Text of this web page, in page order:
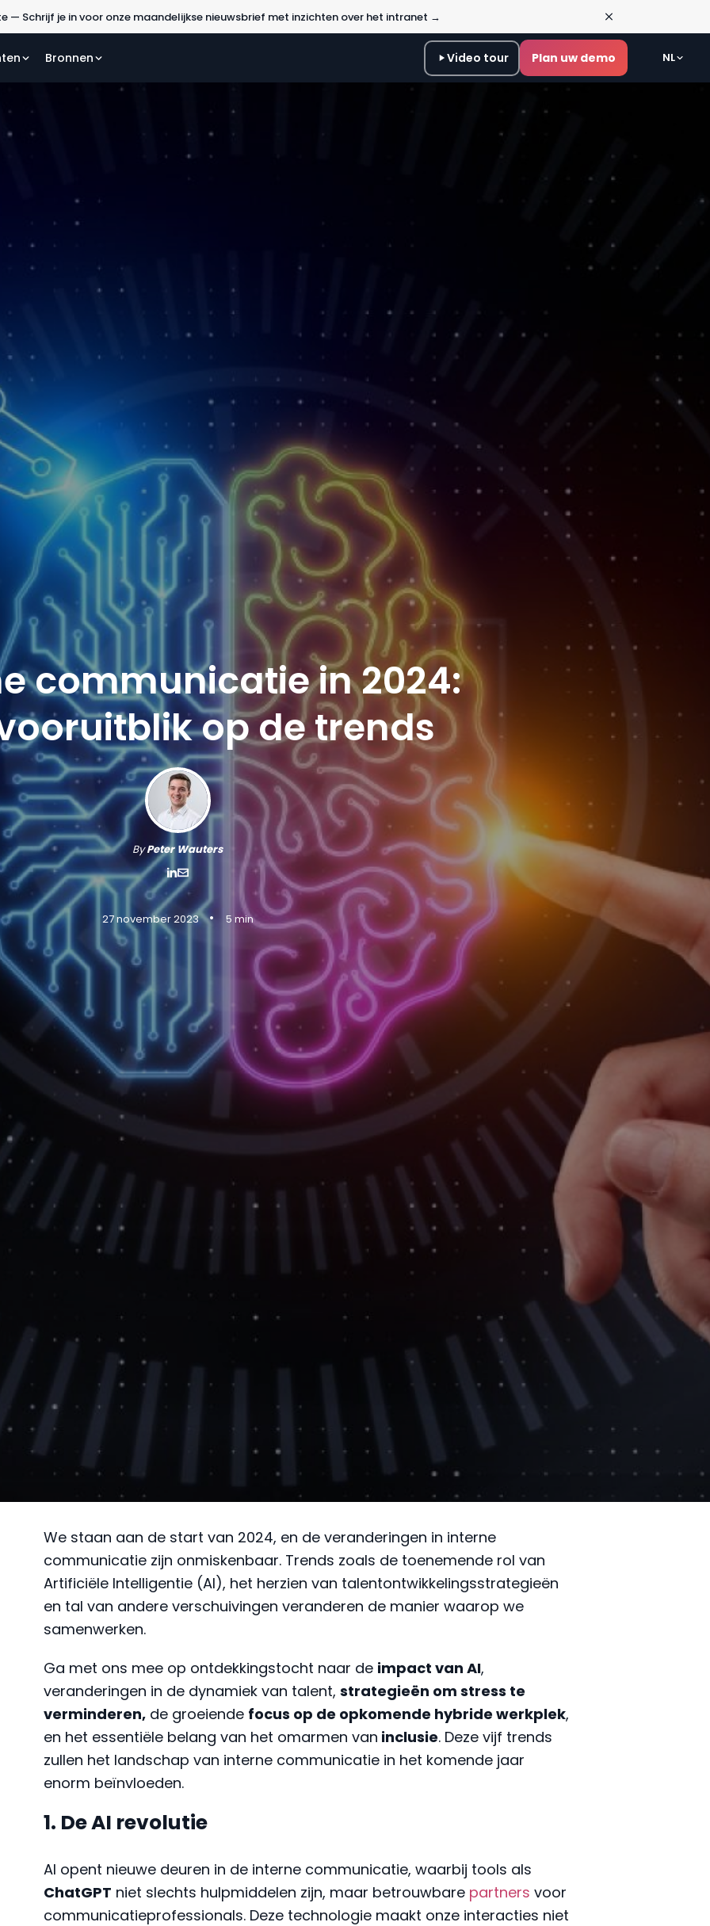
de ROI van je intranet in 2 minuten met onze gratis calculator →
Bronnen Video tour Plan uw demo NL
communicatie in 2024:
op de trends
ByPeter Wauters
27 november 2023 • 5 min
We staan aan de start van 2024, en de veranderingen in interne
communicatie zijn onmiskenbaar. Trends zoals de toenemende rol van
Artificiële Intelligentie (AI), het herzien van talentontwikkelingsstrategieën
en tal van andere verschuivingen veranderen de manier waarop we
samenwerken.
Ga met ons mee op ontdekkingstocht naar de impact van AI,
veranderingen in de dynamiek van talent,strategieën om stress te
verminderen, de groeiende focus op de opkomende hybride werkplek,
en het essentiële belang van het omarmen van inclusie. Deze vijf trends
zullen het landschap van interne communicatie in het komende jaar
enorm beïnvloeden.
1. De AI revolutie
AI opent nieuwe deuren in de interne communicatie, waarbij tools als
ChatGPT niet slechts hulpmiddelen zijn, maar betrouwbare partners voor
communicatieprofessionals. Deze technologie maakt onze interacties niet